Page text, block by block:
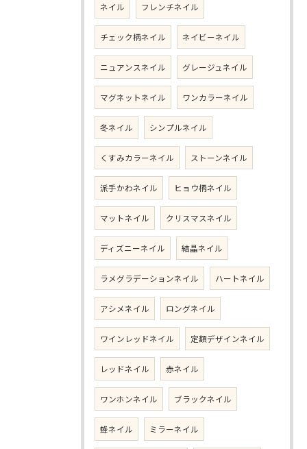
ネイル フレンチネイル
チェック柄ネイル ネイビーネイル
ニュアンスネイル グレージュネイル
マグネットネイル ワンカラーネイル
冬ネイル シンプルネイル
くすみカラーネイル ストーンネイル
派手かわネイル ヒョウ柄ネイル
マットネイル クリスマスネイル
ディズニーネイル 結晶ネイル
ラメグラデーションネイル ハートネイル
アシメネイル ロングネイル
ワインレッドネイル 定額デザインネイル
レッドネイル 赤ネイル
ワンホンネイル ブラックネイル
蜂ネイル ミラーネイル